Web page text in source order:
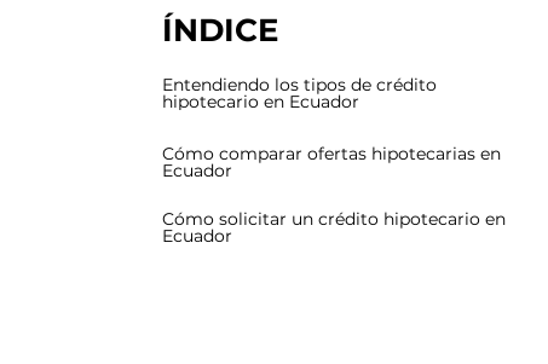
ÍNDICE
Entendiendo los tipos de crédito
hipotecario en Ecuador
Cómo comparar ofertas hipotecarias en
Ecuador
Cómo solicitar un crédito hipotecario en
Ecuador